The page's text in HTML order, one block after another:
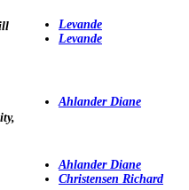
Levande
Levande
Ahlander Diane
Ahlander Diane
Christensen Richard